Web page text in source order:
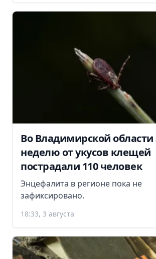
Во Владимирской области
неделю от укусов клещей
пострадали 110 человек
Энцефалита в регионе пока не
зафиксировано.
18:33, 3 августа